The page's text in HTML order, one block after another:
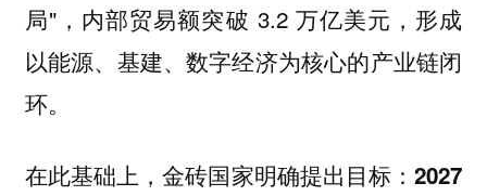
局"，内部贸易额突破 3.2 万亿美元，形成
以能源、基建、数字经济为核心的产业链闭
环。
在此基础上，金砖国家明确提出目标：2027